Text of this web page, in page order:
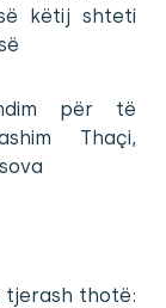
këtij shteti
për të
Thaçi,
tjerash thotë: